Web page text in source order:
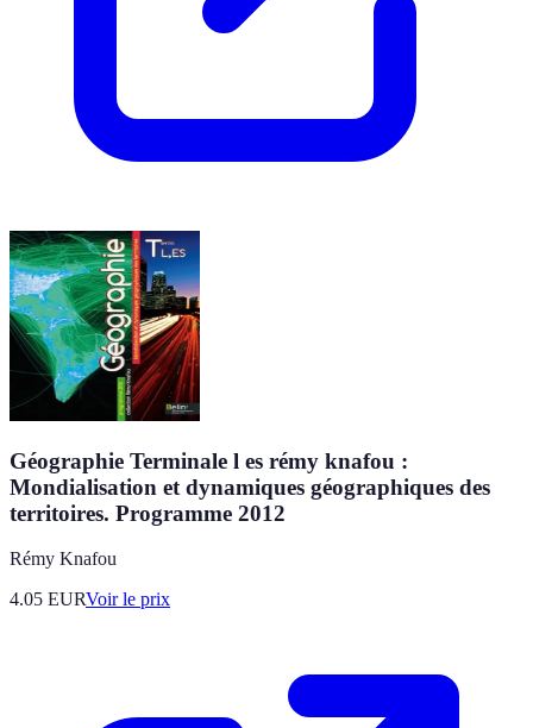
Géographie Terminale l es rémy knafou :
Mondialisation et dynamiques géographiques des
territoires. Programme 2012
Rémy Knafou
4.05 EURVoir le prix